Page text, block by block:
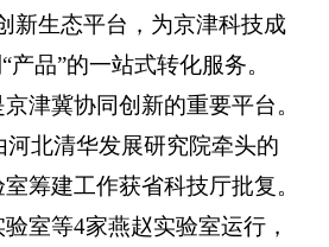
新生态平台，为京津科技成
产品”的一站式转化服务。
津冀协同创新的重要平台。
河北清华发展研究院牵头的
筹建工作获省科技厅批复。
室等4家燕赵实验室运行，